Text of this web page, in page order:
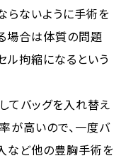
ないように手術を
場合は体質の問題
ル拘縮になるという
てバッグを入れ替え
が高いので、一度バ
など他の豊胸手術を